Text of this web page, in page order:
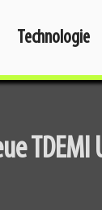
Technologie